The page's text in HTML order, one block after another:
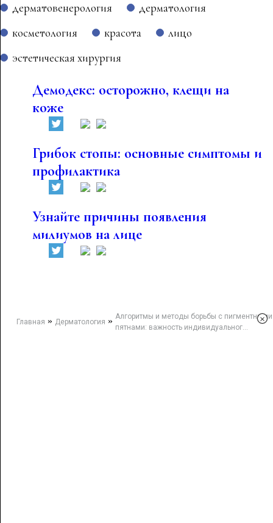
дерматовенерология
дерматология
косметология
красота
лицо
эстетическая хирургия
Демодекс: осторожно, клещи на
коже
Грибок стопы: основные симптомы и
профилактика
Узнайте причины появления
милиумов на лице
Главная » Дерматология » Алгоритмы и методы борьбы с пигментными
пятнами: важность индивидуальног...
×